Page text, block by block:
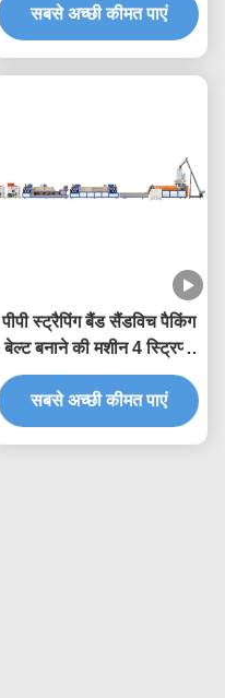
स्ट्रैपिंग मशीन
सबसे अच्छी कीमत पाएं
पीपी स्ट्रैपिंग बैंड सैंडविच पैकिंग
बेल्ट बनाने की मशीन 4 स्ट्रिप्स
ट्विन स्क्रू एक्सट्रूडर
सबसे अच्छी कीमत पाएं